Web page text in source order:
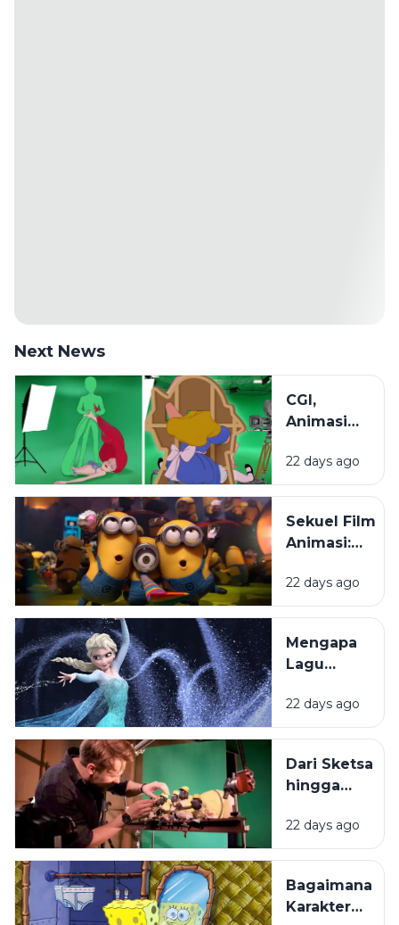
Next News
CGI,
Animasi
Stop
Motion:
Beragam
Teknik di
Animasi
22 days ago
Sekuel Film
Animasi:
Penonton
Selalu
22 days ago
Mengapa
Lagu
Film
Animasi
Melekat di
Ingatan?
22 days ago
Dari Sketsa
hingga
Lebar:
Bagaimana
Animasi
Diproduksi?
22 days ago
Bagaimana
Karakter